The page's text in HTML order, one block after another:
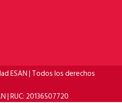
ESAN | Todos los derechos
| RUC: 20136507720